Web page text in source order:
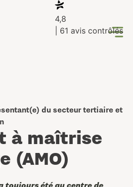
4,8
| 61 avis contrôlés
du secteur tertiaire et
à maîtrise
(AMO)
toujours été au centre de